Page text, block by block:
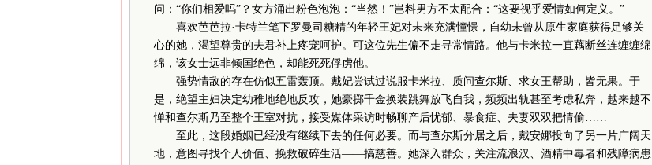
问：“你们相爱吗”？女方涌出粉色泡泡：“当然！”岂料男方不太配合：“这要视乎爱情如何定义。”
喜欢芭芭拉·卡特兰笔下罗曼司糖精的年轻王妃对未来充满憧憬，自幼未曾从原生家庭获得足够关
心的她，渴望尊贵的夫君补上疼宠呵护。可这位先生偏不走寻常情路。他与卡米拉一直藕断丝连缠缠绵
绵，该女士远非倾国绝色，却能死死俘虏他。
强势情敌的存在仿似五雷轰顶。戴妃尝试过说服卡米拉、质问查尔斯、求女王帮助，皆无果。于
是，绝望主妇决定幼稚地绝地反攻，她豪掷千金换装跳舞放飞自我，频频出轨甚至考虑私奔，越来越不
惮和查尔斯乃至整个王室对抗，接受媒体采访时畅聊产后忧郁、暴食症、夫妻双双把情偷……
至此，这段婚姻已经没有继续下去的任何必要。而与查尔斯分居之后，戴安娜投向了另一片广阔天
地，意图寻找个人价值、挽救破碎生活——搞慈善。她深入群众，关注流浪汉、酒精中毒者和残障病患